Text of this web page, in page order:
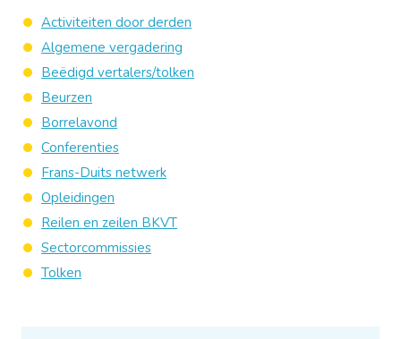
Activiteiten door derden
Algemene vergadering
Beëdigd vertalers/tolken
Beurzen
Borrelavond
Conferenties
Frans-Duits netwerk
Opleidingen
Reilen en zeilen BKVT
Sectorcommissies
Tolken